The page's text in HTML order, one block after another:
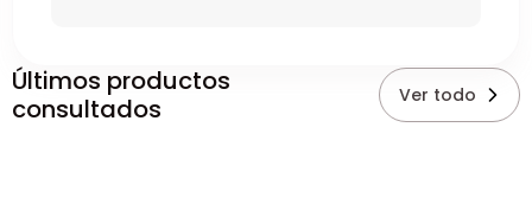
Últimos productos
consultados
Ver todo